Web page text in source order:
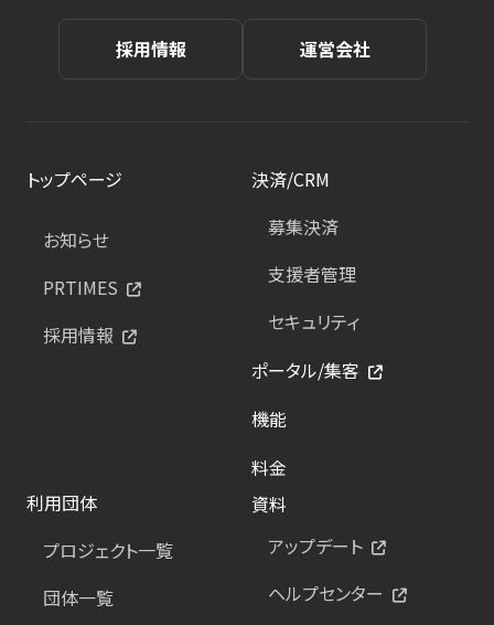
採用情報 運営会社
トップページ
お知らせ
PRTIMES
採用情報
決済/CRM
募集決済
支援者管理
セキュリティ
ポータル/集客
機能
料金
利用団体
プロジェクト一覧
団体一覧
資料
アップデート
ヘルプセンター